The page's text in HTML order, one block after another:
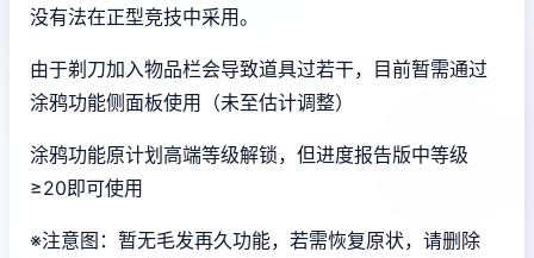
没有法在正型竞技中采用。
由于剃刀加入物品栏会导致道具过若干，目前暂需通过
涂鸦功能侧面板使用（未至估计调整）
涂鸦功能原计划高端等级解锁，但进度报告版中等级
≥20即可使用
※注意图 ：暂无毛发再久功能，若需恢复原状，请删除